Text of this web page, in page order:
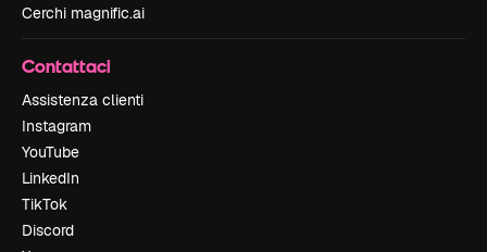
Cerchi magnific.ai
Contattaci
Assistenza clienti
Instagram
YouTube
LinkedIn
TikTok
Discord